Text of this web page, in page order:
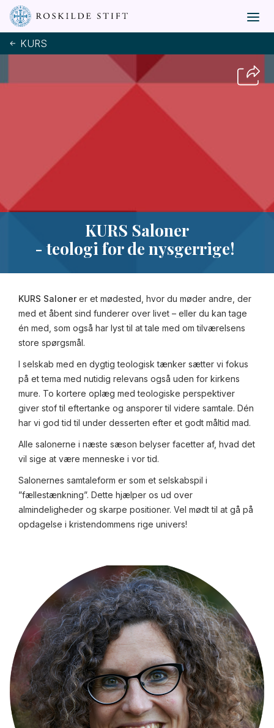
KURS
KURS Saloner
- teologi for de nysgerrige!
KURS Salonerer et mødested, hvor du møder andre, der
med et åbent sind funderer over livet – eller du kan tage
én med, som også har lyst til at tale med om tilværelsens
store spørgsmål.
I selskab med en dygtig teologisk tænker sætter vi fokus
på et tema med nutidig relevans også uden for kirkens
mure. To kortere oplæg med teologiske perspektiver
giver stof til eftertanke og ansporer til videre samtale. Dén
har vi god tid til under desserten efter et godt måltid mad.
Alle salonerne i næste sæson belyser facetter af, hvad det
vil sige at være menneske i vor tid.
Salonernes samtaleform er som et selskabspil i
”fællestænkning”. Dette hjælper os ud over
almindeligheder og skarpe positioner. Vel mødt til at gå på
opdagelse i kristendommens rige univers!